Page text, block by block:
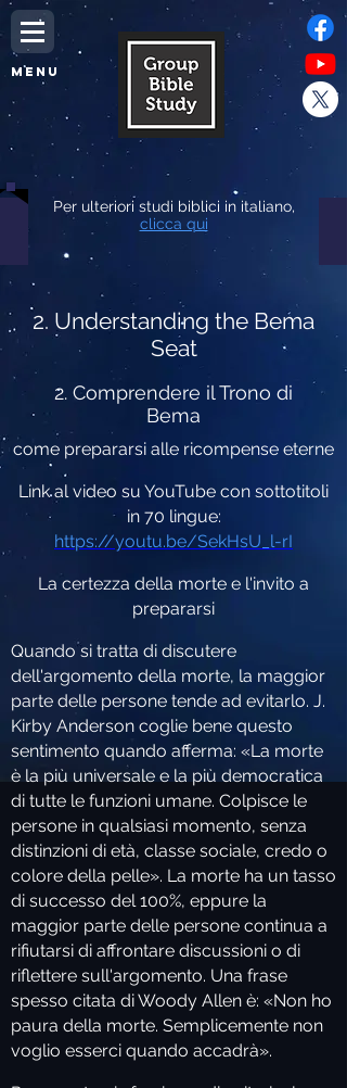
MENU
Per ulteriori studi biblici in italiano,
clicca qui
2. Understanding the Bema
Seat
2. Comprendere il Trono di
Bema
come prepararsi alle ricompense eterne
Link al video su YouTube con sottotitoli
in 70 lingue:
https://youtu.be/SekHsU_l-rI
La certezza della morte e l'invito a
prepararsi
Quando si tratta di discutere
dell'argomento della morte, la maggior
parte delle persone tende ad evitarlo. J.
Kirby Anderson coglie bene questo
sentimento quando afferma: «La morte
è la più universale e la più democratica
di tutte le funzioni umane. Colpisce le
persone in qualsiasi momento, senza
distinzioni di età, classe sociale, credo o
colore della pelle». La morte ha un tasso
di successo del 100%, eppure la
maggior parte delle persone continua a
rifiutarsi di affrontare discussioni o di
riflettere sull'argomento. Una frase
spesso citata di Woody Allen è: «Non ho
paura della morte. Semplicemente non
voglio esserci quando accadrà».